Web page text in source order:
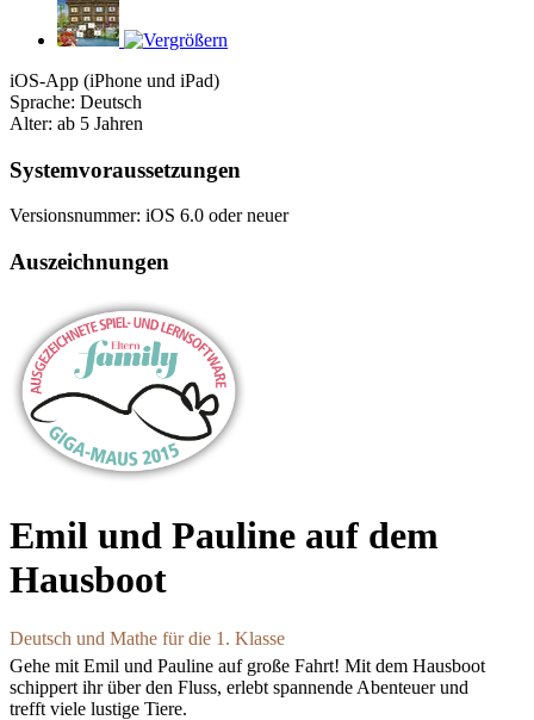
iOS-App (iPhone und iPad)
Sprache: Deutsch
Alter: ab 5 Jahren
Systemvoraussetzungen
Versionsnummer: iOS 6.0 oder neuer
Auszeichnungen
Emil und Pauline auf dem
Hausboot
Deutsch und Mathe für die 1. Klasse
Gehe mit Emil und Pauline auf große Fahrt! Mit dem Hausboot
schippert ihr über den Fluss, erlebt spannende Abenteuer und
trefft viele lustige Tiere.